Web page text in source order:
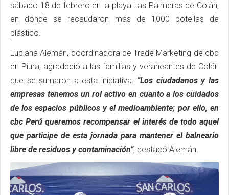
sábado 18 de febrero en la playa Las Palmeras de Colán,
en dónde se recaudaron más de 1000 botellas de
plástico.
Luciana Alemán, coordinadora de Trade Marketing de cbc
en Piura, agradeció a las familias y veraneantes de Colán
que se sumaron a esta iniciativa. “Los ciudadanos y las
empresas tenemos un rol activo en cuanto a los cuidados
de los espacios públicos y el medioambiente; por ello, en
cbc Perú queremos recompensar el interés de todo aquel
que participe de esta jornada para mantener el balneario
libre de residuos y contaminación”, destacó Alemán.